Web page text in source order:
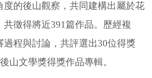
度的後山觀察，共同建構出屬於花
共徵得將近391篇作品。歷經複
過程與討論，共評選出30位得獎
山文學獎得獎作品專輯。